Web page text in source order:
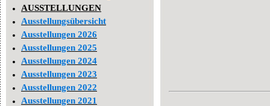
AUSSTELLUNGEN
Ausstellungsübersicht
Ausstellungen 2026
Ausstellungen 2025
Ausstellungen 2024
Ausstellungen 2023
Ausstellungen 2022
Ausstellungen 2021